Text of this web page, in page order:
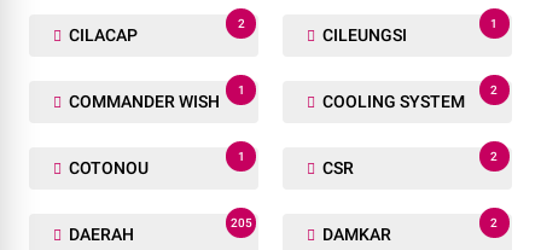
CILACAP
2
CILEUNGSI
1
COMMANDER WISH
1
COOLING SYSTEM
2
COTONOU
1
CSR
2
DAERAH
205
DAMKAR
2